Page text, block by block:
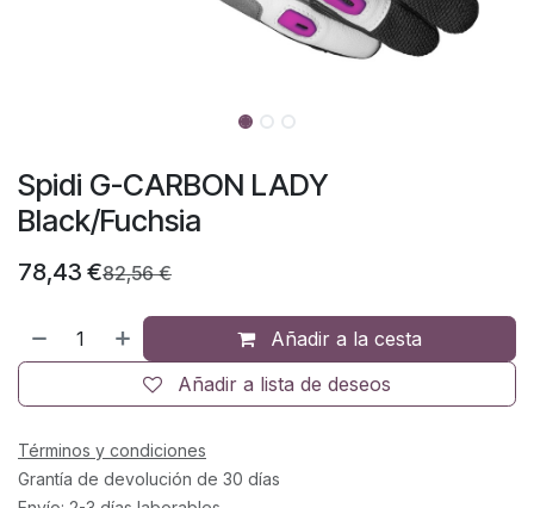
Spidi G-CARBON LADY
Black/Fuchsia
78,43 €82,56€
Añadir a la cesta
Añadir a lista de deseos
Términos y condiciones
Grantía de devolución de 30 días